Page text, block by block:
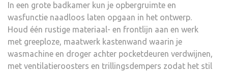
In een grote badkamer kun je opbergruimte en
wasfunctie naadloos laten opgaan in het ontwerp.
Houd één rustige materiaal- en frontlijn aan en werk
met greeploze, maatwerk kastenwand waarin je
wasmachine en droger achter pocketdeuren verdwijnen,
met ventilatieroosters en trillingsdempers zodat het stil